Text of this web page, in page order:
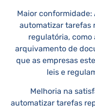
Maior conformidade:
automatizar tarefas
regulatória, como
arquivamento de
que as empresas
leis e
Melhoria na
automatizar tarefas